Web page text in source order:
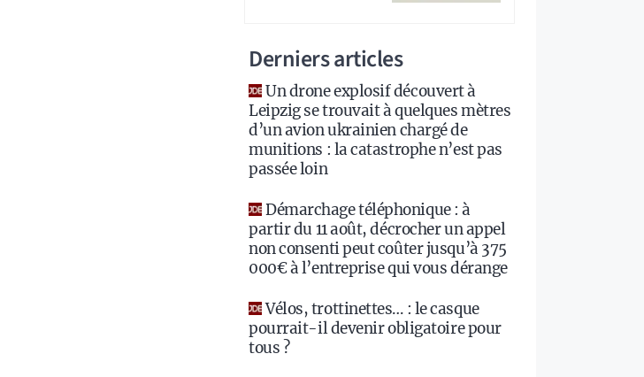
Derniers articles
Un drone explosif découvert à
Leipzig se trouvait à quelques mètres
d’un avion ukrainien chargé de
munitions : la catastrophe n’est pas
passée loin
Démarchage téléphonique : à
partir du 11 août, décrocher un appel
non consenti peut coûter jusqu’à 375
000€ à l’entreprise qui vous dérange
Vélos, trottinettes… : le casque
pourrait-il devenir obligatoire pour
tous ?